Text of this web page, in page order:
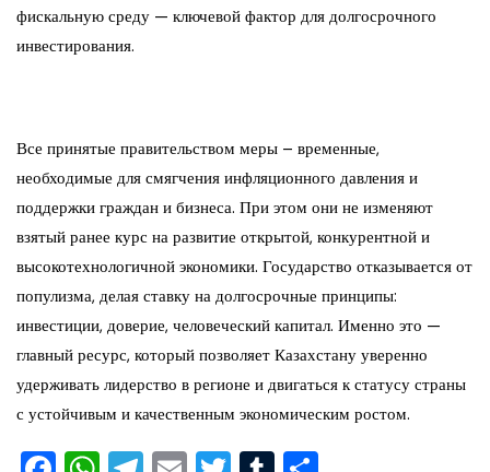
фискальную среду — ключевой фактор для долгосрочного
инвестирования.
Все принятые правительством меры – временные,
необходимые для смягчения инфляционного давления и
поддержки граждан и бизнеса. При этом они не изменяют
взятый ранее курс на развитие открытой, конкурентной и
высокотехнологичной экономики. Государство отказывается от
популизма, делая ставку на долгосрочные принципы:
инвестиции, доверие, человеческий капитал. Именно это —
главный ресурс, который позволяет Казахстану уверенно
удерживать лидерство в регионе и двигаться к статусу страны
с устойчивым и качественным экономическим ростом.